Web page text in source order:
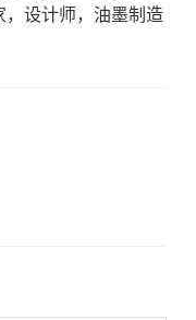
设计师，油墨制造